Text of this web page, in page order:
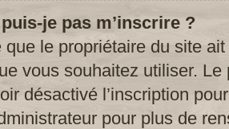
je pas m’inscrire ?
que le propriétaire du site
vous souhaitez utiliser.
désactivé l’inscription
pour plus de